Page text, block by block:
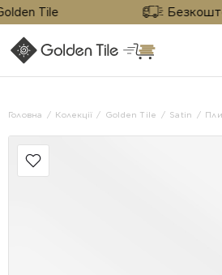
Tile
Головна Колекції Golden Tile Satin